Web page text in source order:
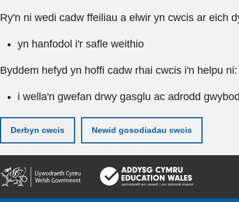
Ry'n ni wedi cadw ffeiliau a elwir yn cwcis ar eich
yn hanfodol i'r safle weithio
Byddem hefyd yn hoffi cadw rhai cwcis i'n helpu ni:
i wella'n gwefan drwy gasglu ac adrodd
Derbyn cwcis Newid gosodiadau cwcis